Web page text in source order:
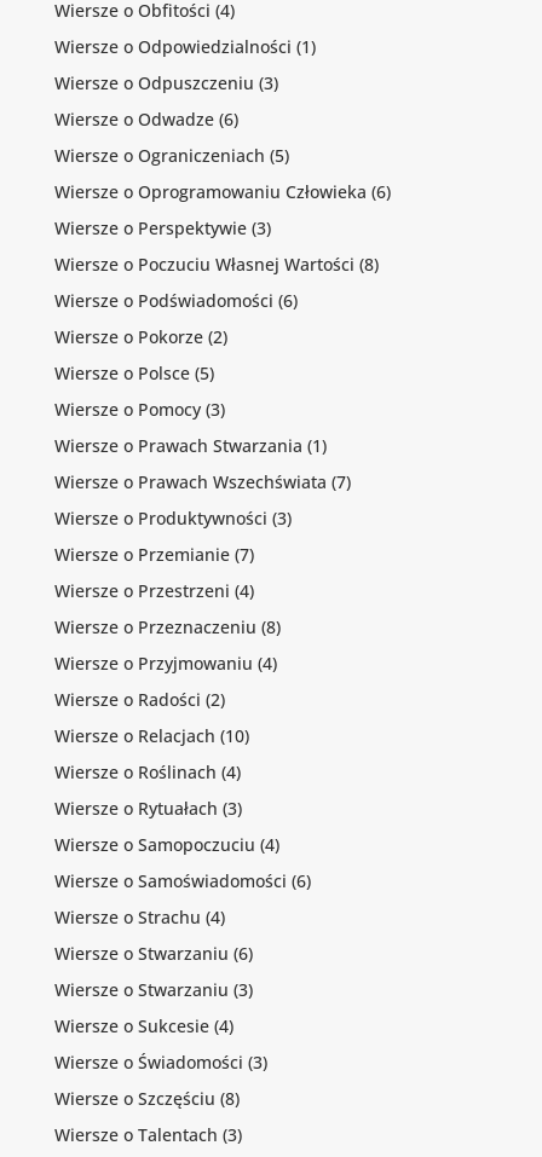
Wiersze o Obfitości (4)
Wiersze o Odpowiedzialności (1)
Wiersze o Odpuszczeniu (3)
Wiersze o Odwadze(6)
Wiersze o Ograniczeniach (5)
Wiersze o Oprogramowaniu Człowieka (6)
Wiersze o Perspektywie(3)
Wiersze o Poczuciu Własnej Wartości (8)
Wiersze o Podświadomości (6)
Wiersze o Pokorze(2)
Wiersze o Polsce(5)
Wiersze o Pomocy(3)
Wiersze o Prawach Stwarzania (1)
Wiersze o Prawach Wszechświata (7)
Wiersze o Produktywności (3)
Wiersze o Przemianie(7)
Wiersze o Przestrzeni (4)
Wiersze o Przeznaczeniu (8)
Wiersze o Przyjmowaniu (4)
Wiersze o Radości (2)
Wiersze o Relacjach (10)
Wiersze o Roślinach (4)
Wiersze o Rytuałach (3)
Wiersze o Samopoczuciu (4)
Wiersze o Samoświadomości (6)
Wiersze o Strachu (4)
Wiersze o Stwarzaniu (6)
Wiersze o Stwarzaniu (3)
Wiersze o Sukcesie(4)
Wiersze o Świadomości (3)
Wiersze o Szczęściu (8)
Wiersze o Talentach (3)